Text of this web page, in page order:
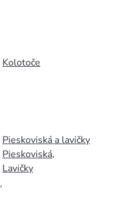
,
Kolotoče
Pieskoviská a lavičky
Pieskoviská,
Lavičky